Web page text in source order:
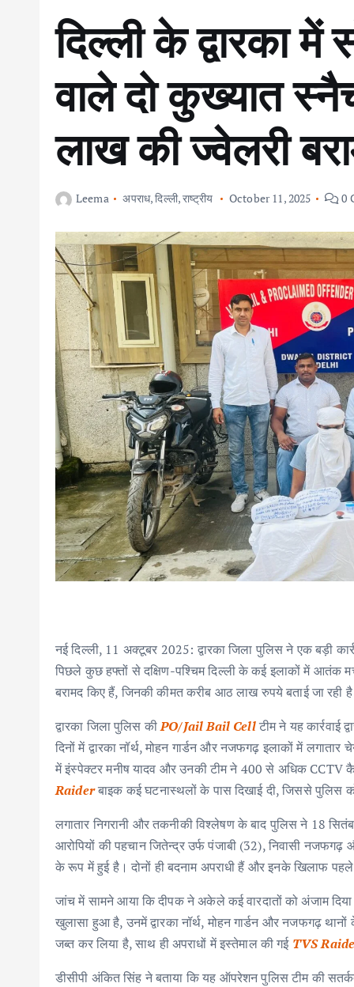
दिल्ली के द्वारका
वाले दो कुख्यात
लाख की ज्वेलरी
Leema अपराध,दिल्ली,राष्ट्रीय October 11, 2025 0
नई दिल्ली, 11 अक्टूबर 2025: द्वारका जिला पुलिस ने एक बड़ी
पिछले कुछ हफ्तों से दक्षिण-पश्चिम दिल्ली के कई इलाकों में
बरामद किए हैं, जिनकी कीमत करीब आठ लाख रुपये बताई जा
द्वारका जिला पुलिस कीPO/Jail Bail Cellटीम ने यह कार्रवाई
दिनों में द्वारका नॉर्थ, मोहन गार्डन और नजफगढ़ इलाकों में
में इंस्पेक्टर मनीष यादव और उनकी टीम ने 400 से अधिक CCTV
Raiderबाइक कई घटनास्थलों के पास दिखाई दी, जिससे पुलिस
लगातार निगरानी और तकनीकी विश्लेषण के बाद पुलिस ने 18
आरोपियों की पहचान जितेन्द्र उर्फ पंजाबी (32), निवासी
के रूप में हुई है। दोनों ही बदनाम अपराधी हैं और इनके खिलाफ
जांच में सामने आया कि दीपक ने अकेले कई वारदातों को अंजाम
खुलासा हुआ है, उनमें द्वारका नॉर्थ, मोहन गार्डन और नजफगढ़
जब्त कर लिया है, साथ ही अपराधों में इस्तेमाल की गई TVS
डीसीपी अंकित सिंह ने बताया कि यह ऑपरेशन पुलिस टीम की